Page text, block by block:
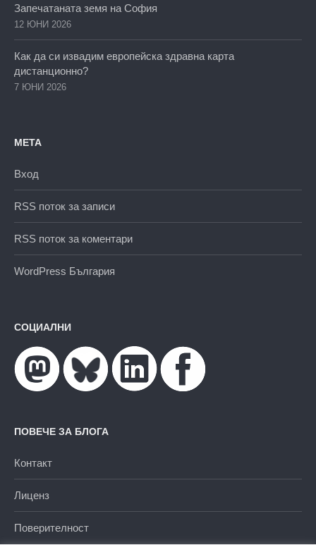
Запечатаната земя на София
12 ЮНИ 2026
Как да си извадим европейска здравна карта
дистанционно?
7 ЮНИ 2026
МЕТА
Вход
RSS поток за записи
RSS поток за коментари
WordPress България
СОЦИАЛНИ
ПОВЕЧЕ ЗА БЛОГА
Контакт
Лиценз
Поверителност